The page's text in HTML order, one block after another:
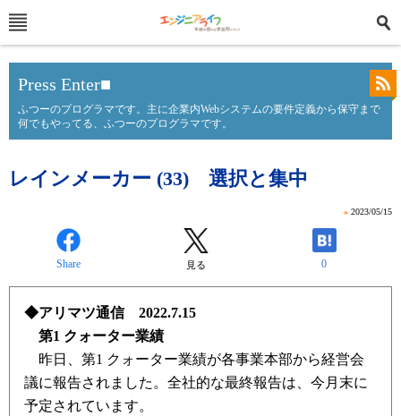
Press Enter■
ふつーのプログラマです。主に企業内Webシステムの要件定義から保守まで
何でもやってる、ふつーのプログラマです。
レインメーカー (33) 選択と集中
» 2023/05/15
Share 見る 0
◆アリマツ通信 2022.7.15
第1 クォーター業績
昨日、第1 クォーター業績が各事業本部から経営会
議に報告されました。全社的な最終報告は、今月末に
予定されています。